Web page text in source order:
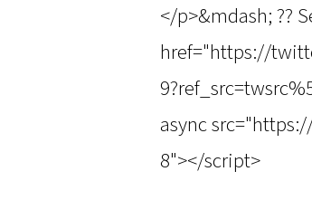
</p>&mdash; ??
href="https://
async
8"></script>